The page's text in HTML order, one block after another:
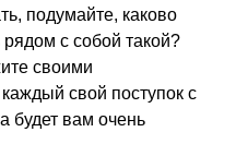
подумайте, каково
с собой такой?
своими
свой поступок с
будет вам очень